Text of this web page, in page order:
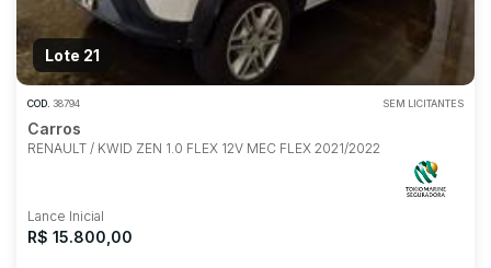
Lote 21
COD. 38794 SEM LICITANTES
Carros
RENAULT / KWID ZEN 1.0 FLEX 12V MEC FLEX 2021/2022
Lance Inicial
R$ 15.800,00